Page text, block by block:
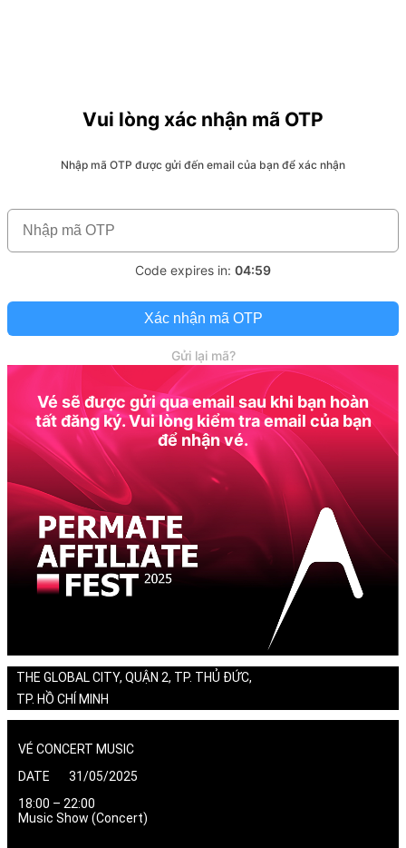
Vui lòng xác nhận mã OTP
Nhập mã OTP được gửi đến email của bạn để xác nhận
Code expires in: 04:59
Xác nhận mã OTP
Gửi lại mã?
Vé sẽ được gửi qua email sau khi bạn hoàn
tất đăng ký. Vui lòng kiểm tra email của bạn
để nhận vé.
THE GLOBAL CITY, QUẬN 2, TP. THỦ ĐỨC,
TP. HỒ CHÍ MINH
VÉ CONCERT MUSIC
DATE 31/05/2025
18:00 – 22:00
Music Show (Concert)